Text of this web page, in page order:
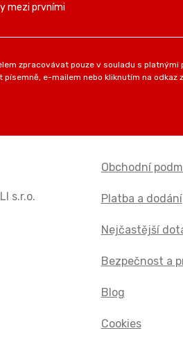
mezi prvními
zpracovávat pouze v souladu s
e-mailem nebo kliknutím na odkaz
s.r.o.
Obchodní
Platba a dodání
Nejčastější
Bezpečnost a
Blog
Cookies